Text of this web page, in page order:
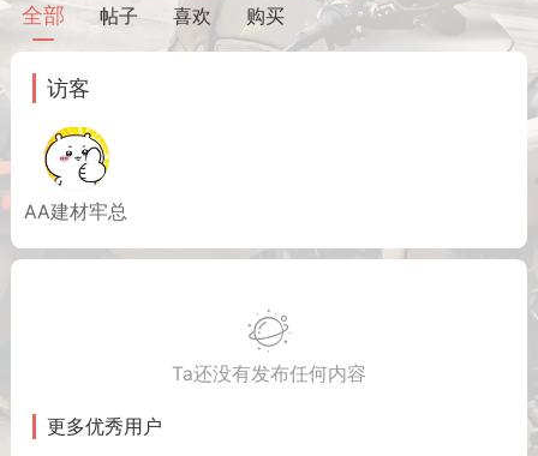
我的钱包 道具 排行榜
MOD下载
大人
杀 模组安装/管理工具v1.1.0 测试版发
变得更简单不会手动查找目录？不
全部 帖子 喜欢 购买
访客
AA建材牢总
Ta还没有发布任何内容
更多优秀用户